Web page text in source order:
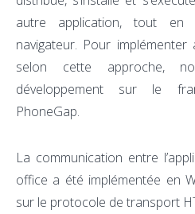
autre application, tout en
navigateur. Pour
selon cette approche,
développement sur le
PhoneGap.
La communication entre
office a été implémentée en
sur le protocole de transport